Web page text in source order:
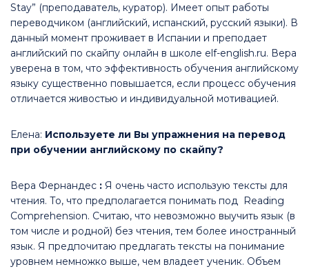
Stay” (преподаватель, куратор). Имеет опыт работы
переводчиком (английский, испанский, русский языки). В
данный момент проживает в Испании и преподает
английский по скайпу онлайн в школе elf-english.ru. Вера
уверена в том, что эффективность обучения английскому
языку существенно повышается, если процесс обучения
отличается живостью и индивидуальной мотивацией.
Елена: Используете ли Вы упражнения на перевод
при обучении английскому по скайпу?
Вера Фернандес : Я очень часто использую тексты для
чтения. То, что предполагается понимать под Reading
Comprehension. Cчитаю, что невозможно выучить язык (в
том числе и родной) без чтения, тем более иностранный
язык. Я предпочитаю предлагать тексты на понимание
уровнем немножко выше, чем владеет ученик. Объем